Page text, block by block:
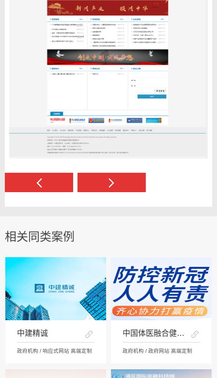
相关同类案例
中建精诚
政府机构 / 响应式网站 高端定制
中国体医融合健康网
政府机构 / 政府网站 高端定制